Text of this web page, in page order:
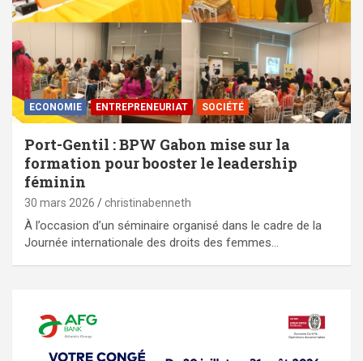
ECONOMIE ENTREPRENEURIAT SOCIÉTÉ
Port-Gentil : BPW Gabon mise sur la
formation pour booster le leadership
féminin
30 mars 2026 christinabenneth
À l’occasion d’un séminaire organisé dans le cadre de la
Journée internationale des droits des femmes…